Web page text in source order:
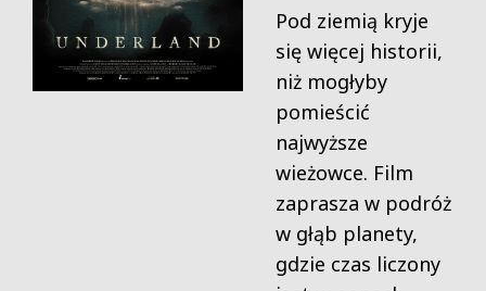
Pod ziemią kryje
się więcej historii,
niż mogłyby
pomieścić
najwyższe
wieżowce. Film
zaprasza w podróż
w głąb planety,
gdzie czas liczony